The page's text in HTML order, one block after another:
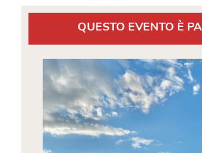
QUESTO EVENTO È